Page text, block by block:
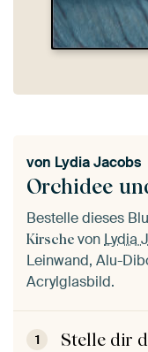
Orchidee
von Lydia Jacobs
Bestelle dieses
Kirsche vonLydia
Leinwand, Alu-
Acrylglasbild.
1 Stelle dir